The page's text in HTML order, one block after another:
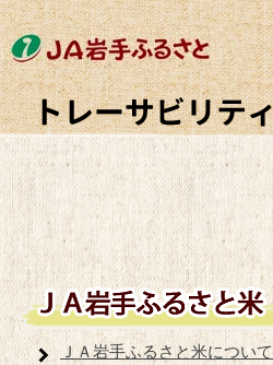
ＪＡ岩手ふるさと米について